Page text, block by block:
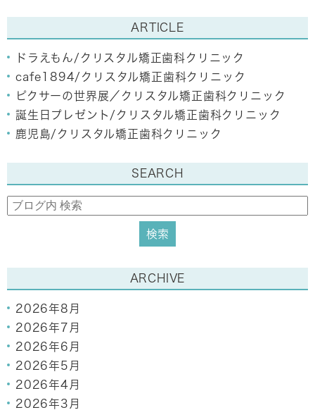
ARTICLE
ドラえもん/クリスタル矯正歯科クリニック
cafe1894/クリスタル矯正歯科クリニック
ピクサーの世界展／クリスタル矯正歯科クリニック
誕生日プレゼント/クリスタル矯正歯科クリニック
鹿児島/クリスタル矯正歯科クリニック
SEARCH
ARCHIVE
2026年8月
2026年7月
2026年6月
2026年5月
2026年4月
2026年3月